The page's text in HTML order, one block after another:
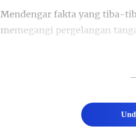
memegangi pergelangan